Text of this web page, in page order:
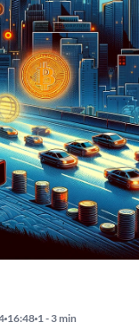
16:48 1 - 3 min